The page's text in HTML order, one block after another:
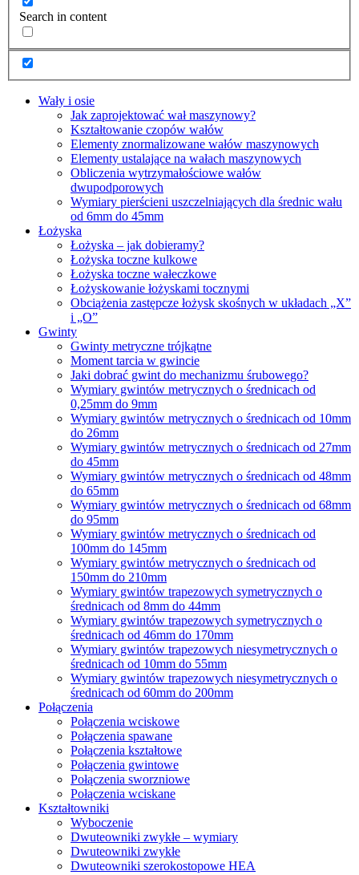
Search in content
Wały i osie
Jak zaprojektować wał maszynowy?
Kształtowanie czopów wałów
Elementy znormalizowane wałów maszynowych
Elementy ustalające na wałach maszynowych
Obliczenia wytrzymałościowe wałów
dwupodporowych
Wymiary pierścieni uszczelniających dla średnic wału
od 6mm do 45mm
Łożyska
Łożyska – jak dobieramy?
Łożyska toczne kulkowe
Łożyska toczne wałeczkowe
Łożyskowanie łożyskami tocznymi
Obciążenia zastępcze łożysk skośnych w układach „X”
i „O”
Gwinty
Gwinty metryczne trójkątne
Moment tarcia w gwincie
Jaki dobrać gwint do mechanizmu śrubowego?
Wymiary gwintów metrycznych o średnicach od
0,25mm do 9mm
Wymiary gwintów metrycznych o średnicach od 10mm
do 26mm
Wymiary gwintów metrycznych o średnicach od 27mm
do 45mm
Wymiary gwintów metrycznych o średnicach od 48mm
do 65mm
Wymiary gwintów metrycznych o średnicach od 68mm
do 95mm
Wymiary gwintów metrycznych o średnicach od
100mm do 145mm
Wymiary gwintów metrycznych o średnicach od
150mm do 210mm
Wymiary gwintów trapezowych symetrycznych o
średnicach od 8mm do 44mm
Wymiary gwintów trapezowych symetrycznych o
średnicach od 46mm do 170mm
Wymiary gwintów trapezowych niesymetrycznych o
średnicach od 10mm do 55mm
Wymiary gwintów trapezowych niesymetrycznych o
średnicach od 60mm do 200mm
Połączenia
Połączenia wciskowe
Połączenia spawane
Połączenia kształtowe
Połączenia gwintowe
Połączenia sworzniowe
Połączenia wciskane
Kształtowniki
Wyboczenie
Dwuteowniki zwykłe – wymiary
Dwuteowniki zwykłe
Dwuteowniki szerokostopowe HEA